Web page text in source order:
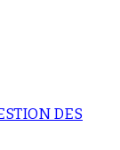
DES